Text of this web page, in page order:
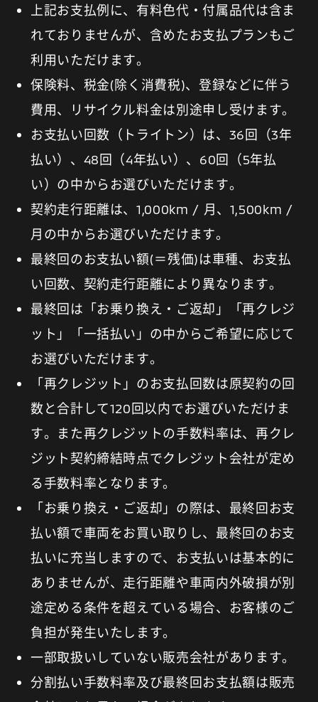
上記お支払例に、有料色代・付属品代は含ま
れておりませんが、含めたお支払プランもご
利用いただけます。
保険料、税金(除く消費税)、登録などに伴う
費用、リサイクル料金は別途申し受けます。
お支払い回数（トライトン）は、36回（3年
払い）、48回（4年払い）、60回（5年払
い）の中からお選びいただけます。
契約走行距離は、1,000km / 月、1,500km /
月の中からお選びいただけます。
最終回のお支払い額(＝残価)は車種、お支払
い回数、契約走行距離により異なります。
最終回は「お乗り換え・ご返却」「再クレジ
ット」「一括払い」の中からご希望に応じて
お選びいただけます。
「再クレジット」のお支払回数は原契約の回
数と合計して120回以内でお選びいただけま
す。また再クレジットの手数料率は、再クレ
ジット契約締結時点でクレジット会社が定め
る手数料率となります。
「お乗り換え・ご返却」の際は、最終回お支
払い額で車両をお買い取りし、最終回のお支
払いに充当しますので、お支払いは基本的に
ありませんが、走行距離や車両内外破損が別
途定める条件を超えている場合、お客様のご
負担が発生いたします。
一部取扱いしていない販売会社があります。
分割払い手数料率及び最終回お支払額は販売